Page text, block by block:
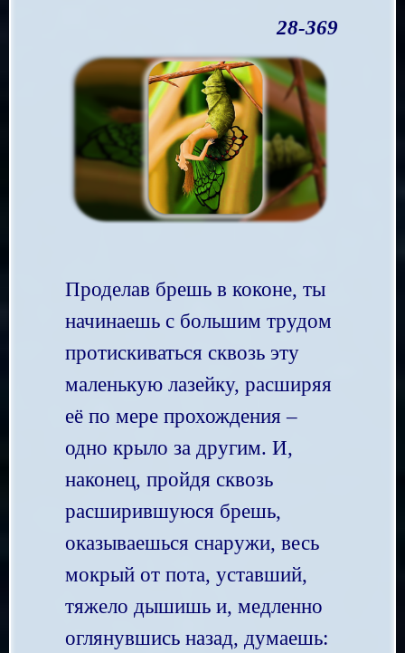
28-369
Проделав брешь в коконе, ты
начинаешь с большим трудом
протискиваться сквозь эту
маленькую лазейку, расширяя
её по мере прохождения –
одно крыло за другим. И,
наконец, пройдя сквозь
расширившуюся брешь,
оказываешься снаружи, весь
мокрый от пота, уставший,
тяжело дышишь и, медленно
оглянувшись назад, думаешь: